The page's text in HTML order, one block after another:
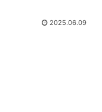
2025.06.09